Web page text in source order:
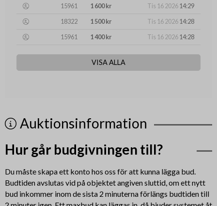
15961 1 600 kr Tis 16 202614:29
18322
1 500 kr Tis 16 202614:28
15961
1 400 kr Tis 16 202614:28
VISA ALLA
Auktionsinformation
Hur går budgivningen till?
Du måste skapa ett konto hos oss för att kunna lägga bud.
Budtiden avslutas vid på objektet angiven sluttid, om ett nytt
bud inkommer inom de sista 2 minuterna förlängs budtiden till